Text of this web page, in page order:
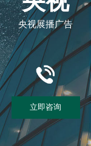
央视展播广告
立即咨询